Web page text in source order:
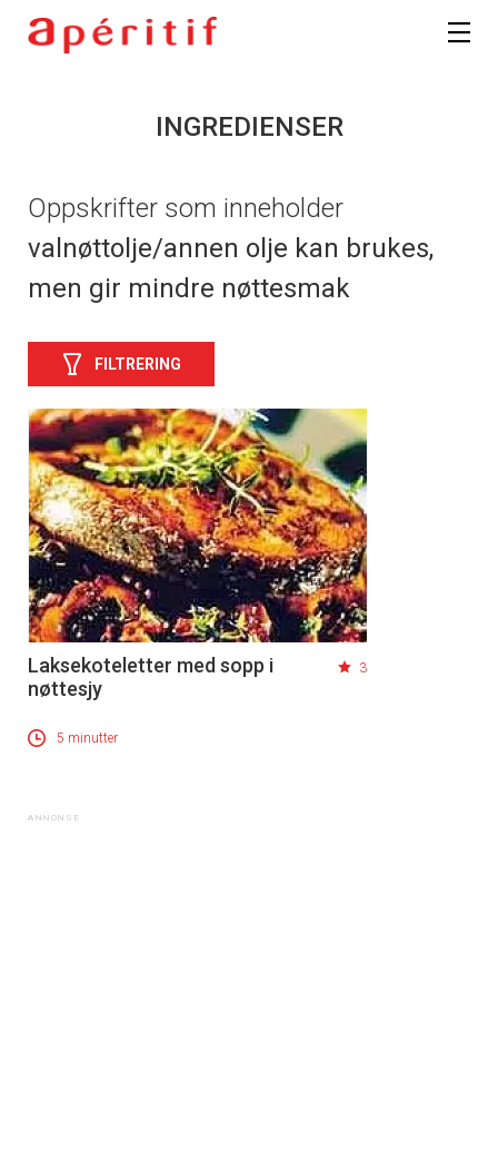
INGREDIENSER
Oppskrifter som inneholder
valnøttolje/annen olje kan brukes,
men gir mindre nøttesmak
FILTRERING
Laksekoteletter med sopp i
nøttesjy
3
5 minutter